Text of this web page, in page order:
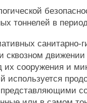
тоннелей в
санитарно-
сквозном движении
их сооружения и
используется
представляющими